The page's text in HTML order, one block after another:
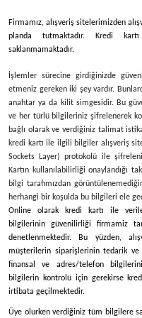
Firmamız, alışveriş sitelerimizden
planda tutmaktadır. Kredi
saklanmamaktadır.
İşlemler sürecine girdiğinizde
etmeniz gereken iki şey vardır.
anahtar ya da kilit simgesidir. Bu
ve her türlü bilgileriniz şifrelenerek
bağlı olarak ve verdiğiniz talimat
kredi kartı ile ilgili bilgiler alışveriş
Sockets Layer) protokolü ile
Kartın kullanılabilirliği onaylandığı
bilgi tarafımızdan
herhangi bir koşulda bu bilgileri ele
Online olarak kredi kartı ile
bilgilerinin güvenilirliği firmamiz
denetlenmektedir. Bu yüzden,
müşterilerin siparişlerinin tedarik
finansal ve adres/telefon
bilgilerin kontrolü için gerekirse
irtibata geçilmektedir.
Üye olurken verdiğiniz tüm bilgilere